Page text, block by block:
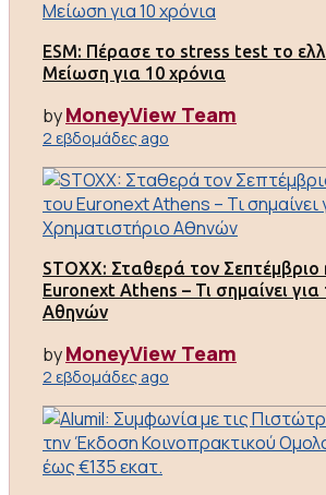
ESM: Πέρασε το stress test το
Μείωση για 10 χρόνια
byMoneyView Team
2 εβδομάδες ago
STOXX: Σταθερά τον
Euronext Athens – Τι σημαίνει
Αθηνών
byMoneyView Team
2 εβδομάδες ago